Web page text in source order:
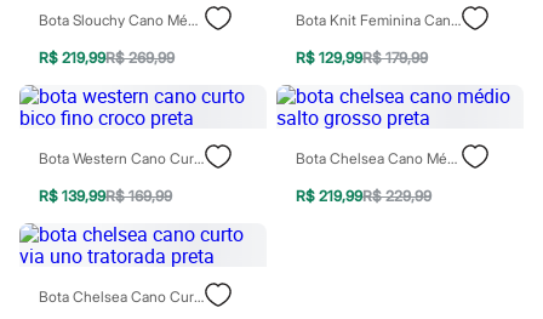
Bluey
Disney
Hello Kitty
Homem Aranha
Minecraft
Patrulha Canina
Sonic
Stitch
Beleza
Kits
Perfumes árabes
Novidades
Bota Slouchy Cano Médio Salto Grosso Preta
R$ 219,99R$ 269,99
Bota Knit Feminina Cano Curto E Salto Bloco Preto
R$ 129,99R$ 179,99
Bota Western Cano Curto Bico Fino Croco Preta
R$ 139,99R$ 169,99
Bota Chelsea Cano Médio Salto Grosso Preta
R$ 219,99R$ 229,99
Bota Chelsea Cano Curto Via Uno Tratorada Preta